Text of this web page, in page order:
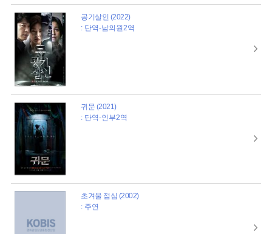
공기살인 (2022)
: 단역-남의원2역
귀문 (2021)
: 단역-인부2역
초겨울 점심 (2002)
: 주연